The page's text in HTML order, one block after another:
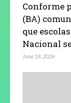
Conforme
(BA)
que
Nacional
June 18, 2026